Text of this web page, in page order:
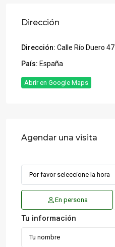
Dirección
Dirección: Calle Río Duero 47
País: España
Abrir en Google Maps
Agendar una visita
En persona
Tu información